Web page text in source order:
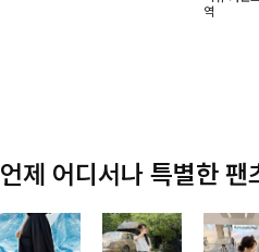
유로운 핏과
역
언제 어디서나 특별한 팬